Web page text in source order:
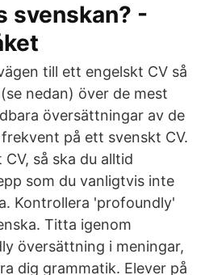
svenskan? -
till ett engelskt CV så
nedan) över de mest
översättningar av de
på ett svenskt CV.
så ska du alltid
som du vanligtvis inte
Kontrollera 'profoundly'
Titta igenom
översättning i meningar,
dig grammatik. Elever på